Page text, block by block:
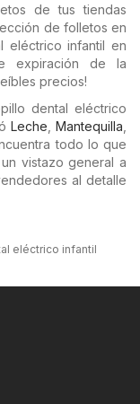
de tus tiendas
de folletos en
eléctrico infantil en
expiración de la
precios!
dental eléctrico
Leche ,Mantequilla
todo lo que
un vistazo general a
al detalle
eléctrico infantil